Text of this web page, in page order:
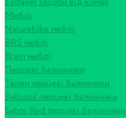
Меблі
Naturehike меблі
BRS меблі
Brain меблі
Перцеві балончики
Терен перцеві балончики
Ballistol перцеві балончики
Sabre Red перцеві балончики